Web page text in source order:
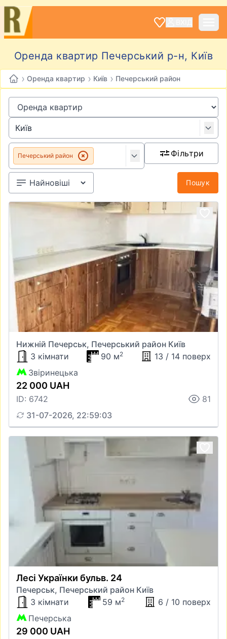
Оренда квартир Печерський р-н, Київ
› Оренда квартир › Київ › Печерський район
Печерський район Фільтри
Пошук
Нижній Печерськ, Печерський район Київ
3 кімнати
90 м2
13 / 14 поверх
Звіринецька
22 000 UAH
ID: 6742
81
31-07-2026, 22:59:03
Лесі Українки бульв. 24
Печерськ, Печерський район Київ
3 кімнати
59 м2
6 / 10 поверх
Печерська
29 000 UAH